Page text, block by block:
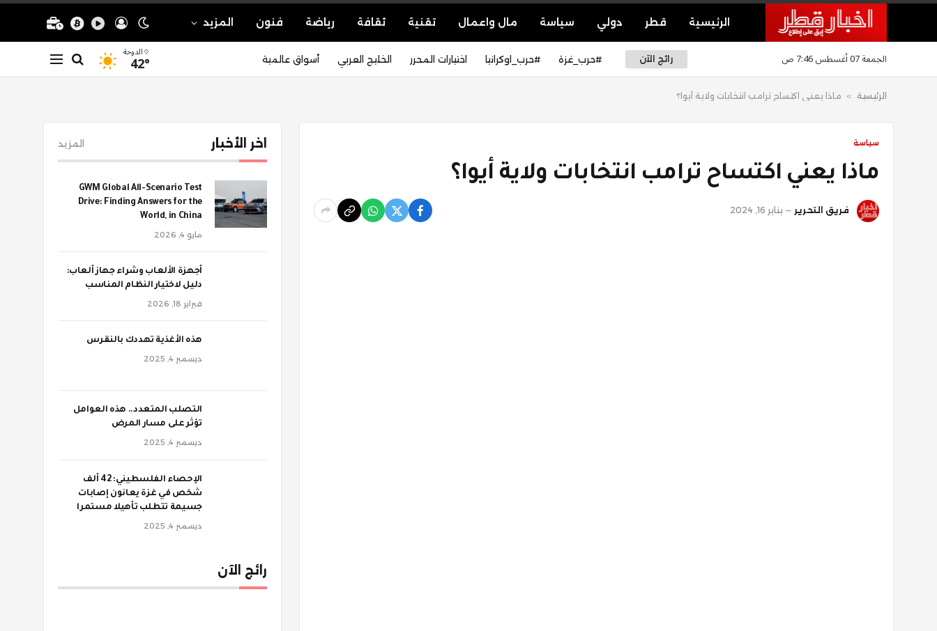
الرئيسية قطر دولي سياسة مال واعمال تقنية ثقافة رياضة فنون المزيد
الجمعة 07 أغسطس 7:46 ص رائج الآن #حرب_غزة #حرب_اوكرانيا اختيارات المحرر الخليج العربي أسواق عالمية الدوحة
42°
الرئيسية » ماذا يعني اكتساح ترامب انتخابات ولاية أيوا؟
سياسة
ماذا يعني اكتساح ترامب انتخابات ولاية أيوا؟
فريق التحرير يناير 16, 2024
اخر الأخبار المزيد
GWM Global All-Scenario Test
Drive: Finding Answers for the
World, in China
مايو 4, 2026
أجهزة الألعاب وشراء جهاز ألعاب:
دليل لاختيار النظام المناسب
فبراير 18, 2026
‫هذه الأغذية تهددك بالنقرس
ديسمبر 4, 2025
‫التصلب المتعدد.. هذه العوامل
تؤثر على مسار المرض
ديسمبر 4, 2025
الإحصاء الفلسطيني: 42 ألف
شخص في غزة يعانون إصابات
جسيمة تتطلب تأهيلا مستمرا
ديسمبر 4, 2025
رائج الآن